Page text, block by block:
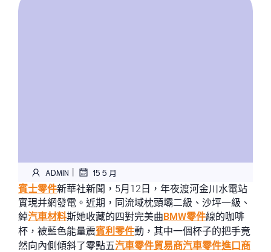
ADMIN | 15 5 月
賓士零件新華社新聞，5月12日，年夜渡河金川水電站
實現并網發電。近期，同流域枕頭壩二級、沙坪一級、
綽汽車材料斯她收藏的四對完美曲BMW零件線的咖啡
杯，被藍色能量震賓利零件動，其中一個杯子的把手竟
然向內側傾斜了零點五汽車零件貿易商汽車零件進口商